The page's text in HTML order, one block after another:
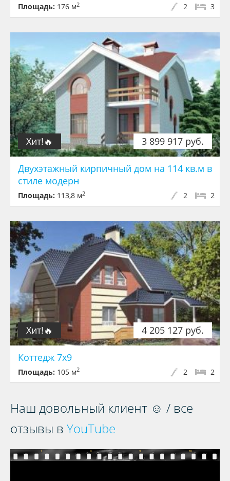
Площадь: 176 м2 3
2
3 899 917 руб.
Хит!🔥
Двухэтажный кирпичный дом на 114 кв.м в
стиле модерн
Площадь: 113,8 м2 2
2
4 205 127 руб.
Хит!🔥
Коттедж 7х9
Площадь: 105 м2 2
2
Наш довольный клиент ☺ / все
отзывы в YouTube